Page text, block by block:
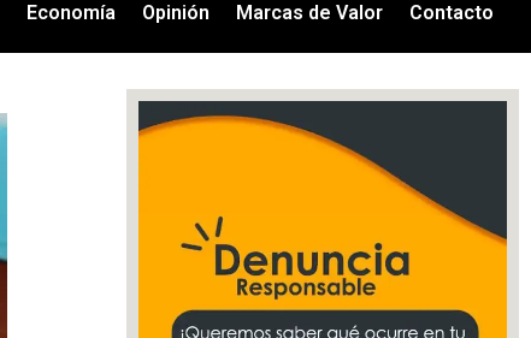
Economía Opinión Marcas de Valor Contacto